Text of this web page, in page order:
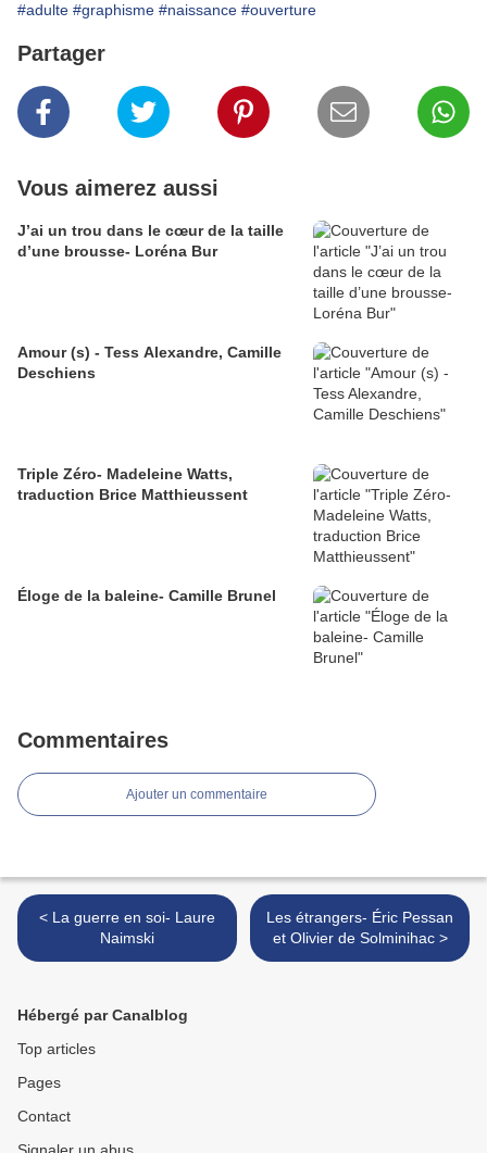
#adulte #graphisme #naissance #ouverture
Partager
Vous aimerez aussi
J’ai un trou dans le cœur de la taille
d’une brousse- Loréna Bur
Amour (s) - Tess Alexandre, Camille
Deschiens
Triple Zéro- Madeleine Watts,
traduction Brice Matthieussent
Éloge de la baleine- Camille Brunel
Commentaires
Ajouter un commentaire
< La guerre en soi- Laure
Naimski
Les étrangers- Éric Pessan
et Olivier de Solminihac >
Hébergé par Canalblog
Top articles
Pages
Contact